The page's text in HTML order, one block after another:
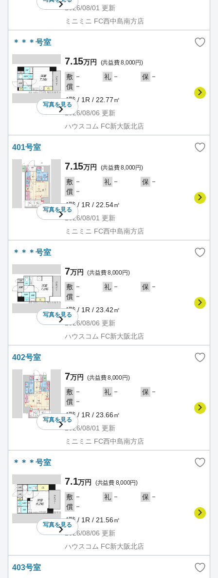
2026/08/01 更新
ミニミニ FC西中島南方店
＊＊＊号室
写真を見る
7.15万円 (共益費 8,000円)
敷 － 礼 － 保 －
償 －
4階 / 1R / 22.77㎡
2026/08/06 更新
ハウスコム FC新大阪北店
401号室
写真を見る
7.15万円 (共益費 8,000円)
敷 － 礼 － 保 －
償 －
4階 / 1R / 22.54㎡
2026/08/01 更新
ミニミニ FC西中島南方店
＊＊＊号室
写真を見る
7万円 (共益費 8,000円)
敷 － 礼 － 保 －
償 －
4階 / 1R / 23.42㎡
2026/08/06 更新
ハウスコム FC新大阪北店
402号室
写真を見る
7万円 (共益費 8,000円)
敷 － 礼 － 保 －
償 －
4階 / 1R / 23.66㎡
2026/08/01 更新
ミニミニ FC西中島南方店
＊＊＊号室
写真を見る
7.1万円 (共益費 8,000円)
敷 － 礼 － 保 －
償 －
4階 / 1R / 21.56㎡
2026/08/06 更新
ハウスコム FC新大阪北店
403号室